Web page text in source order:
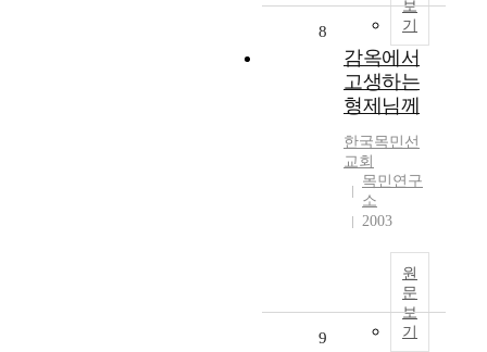
보
기
8
감옥에서
고생하는
형제님께
한국목민선
교회
목민연구
소
2003
원
문
보
기
9